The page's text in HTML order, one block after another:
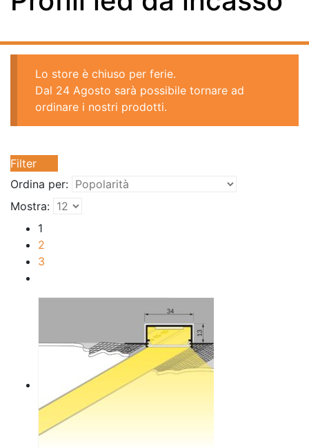
Lo store è chiuso per ferie.
Dal 24 Agosto sarà possibile tornare ad
ordinare i nostri prodotti.
Filter
Ordina per:
Mostra:
1
2
3